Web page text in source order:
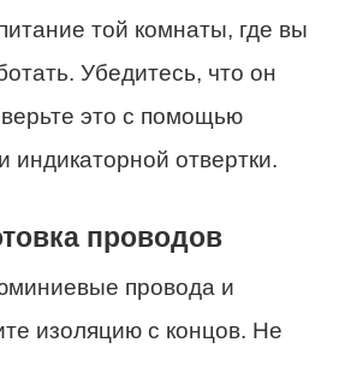
той комнаты, где вы
Убедитесь, что он
это с помощью
индикаторной отвертки.
проводов
провода и
изоляцию с концов. Не